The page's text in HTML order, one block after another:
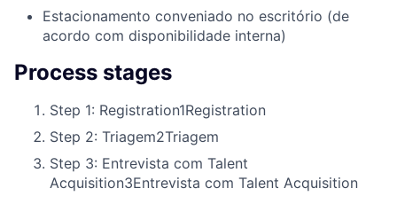
Estacionamento conveniado no escritório (de
acordo com disponibilidade interna)
Process stages
Step 1: Registration1Registration
Step 2: Triagem2Triagem
Step 3: Entrevista com Talent
Acquisition3Entrevista com Talent Acquisition